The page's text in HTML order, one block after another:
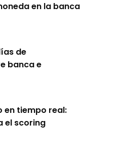
en la banca
de
banca e
en tiempo real:
el scoring